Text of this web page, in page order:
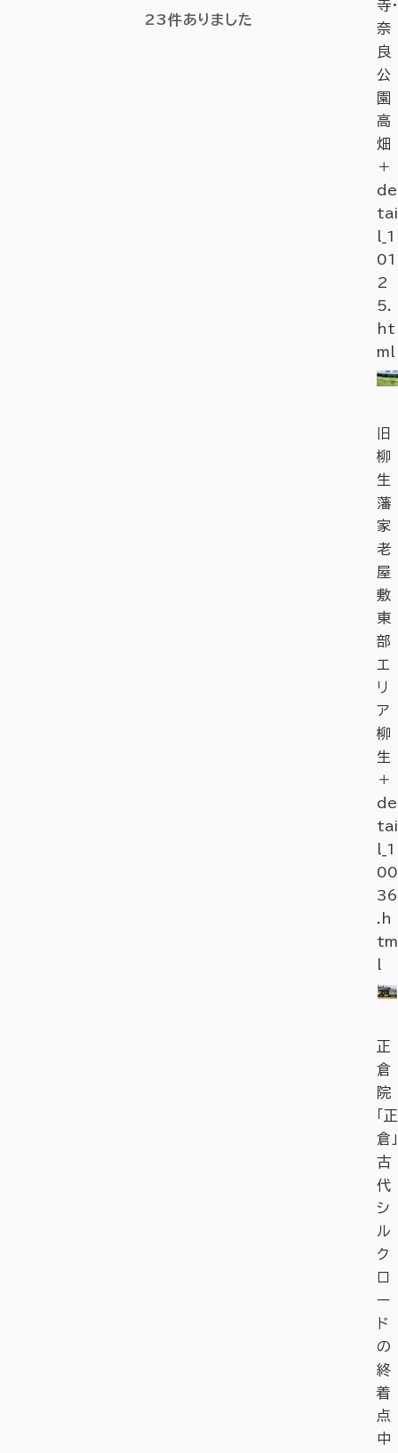
23件ありました
寺・
奈
良
公
園
高
畑
＋
de
tai
l_1
01
2
5.
ht
ml
旧
柳
生
藩
家
老
屋
敷
東
部
エ
リ
ア
柳
生
＋
de
tai
l_1
00
36
.h
tm
正
倉
院
「正
倉」
古
代
シ
ル
ク
ロ
ー
ド
の
終
着
点
中